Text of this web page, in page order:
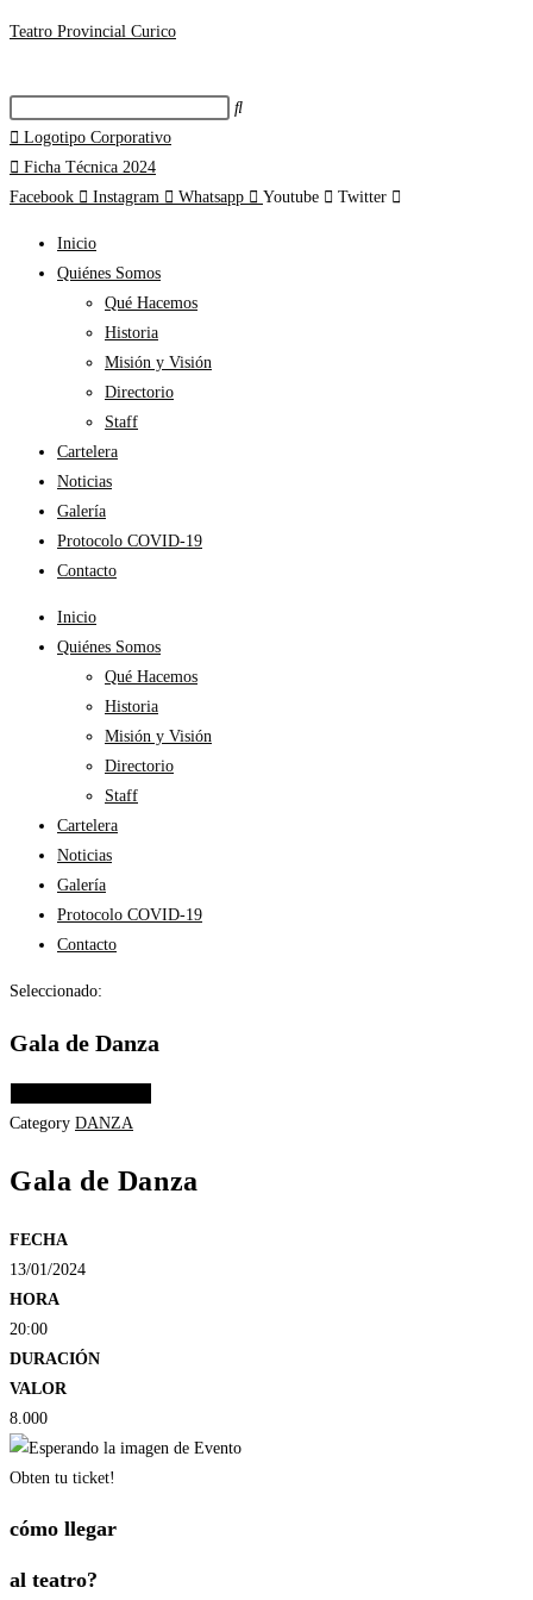
Teatro Provincial Curico
Logotipo Corporativo
Ficha Técnica 2024
Facebook
Instagram Whatsapp Youtube Twitter
Inicio
Quiénes Somos
Qué Hacemos
Historia
Misión y Visión
Directorio
Staff
Cartelera
Noticias
Galería
Protocolo COVID-19
Contacto
Inicio
Quiénes Somos
Qué Hacemos
Historia
Misión y Visión
Directorio
Staff
Cartelera
Noticias
Galería
Protocolo COVID-19
Contacto
Seleccionado:
Gala de Danza
Category DANZA
Gala de Danza
FECHA
13/01/2024
HORA
20:00
DURACIÓN
VALOR
8.000
Obten tu ticket!
cómo llegar
al teatro?